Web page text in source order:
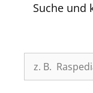
Suche und